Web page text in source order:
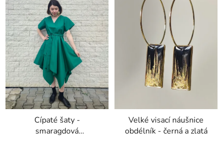
Cípaté šaty -
smaragdová
Velké visací náušnice
obdélník - černá a zlatá